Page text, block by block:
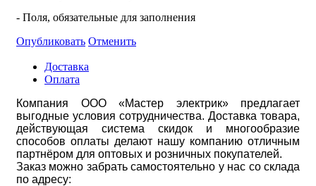
- Поля, обязательные для заполнения
Опубликовать Отменить
Доставка
Оплата
Компания ООО «Мастер электрик» предлагает
выгодные условия сотрудничества. Доставка товара,
действующая система скидок и многообразие
способов оплаты делают нашу компанию отличным
партнёром для оптовых и розничных покупателей.
Заказ можно забрать самостоятельно у нас со склада
по адресу: